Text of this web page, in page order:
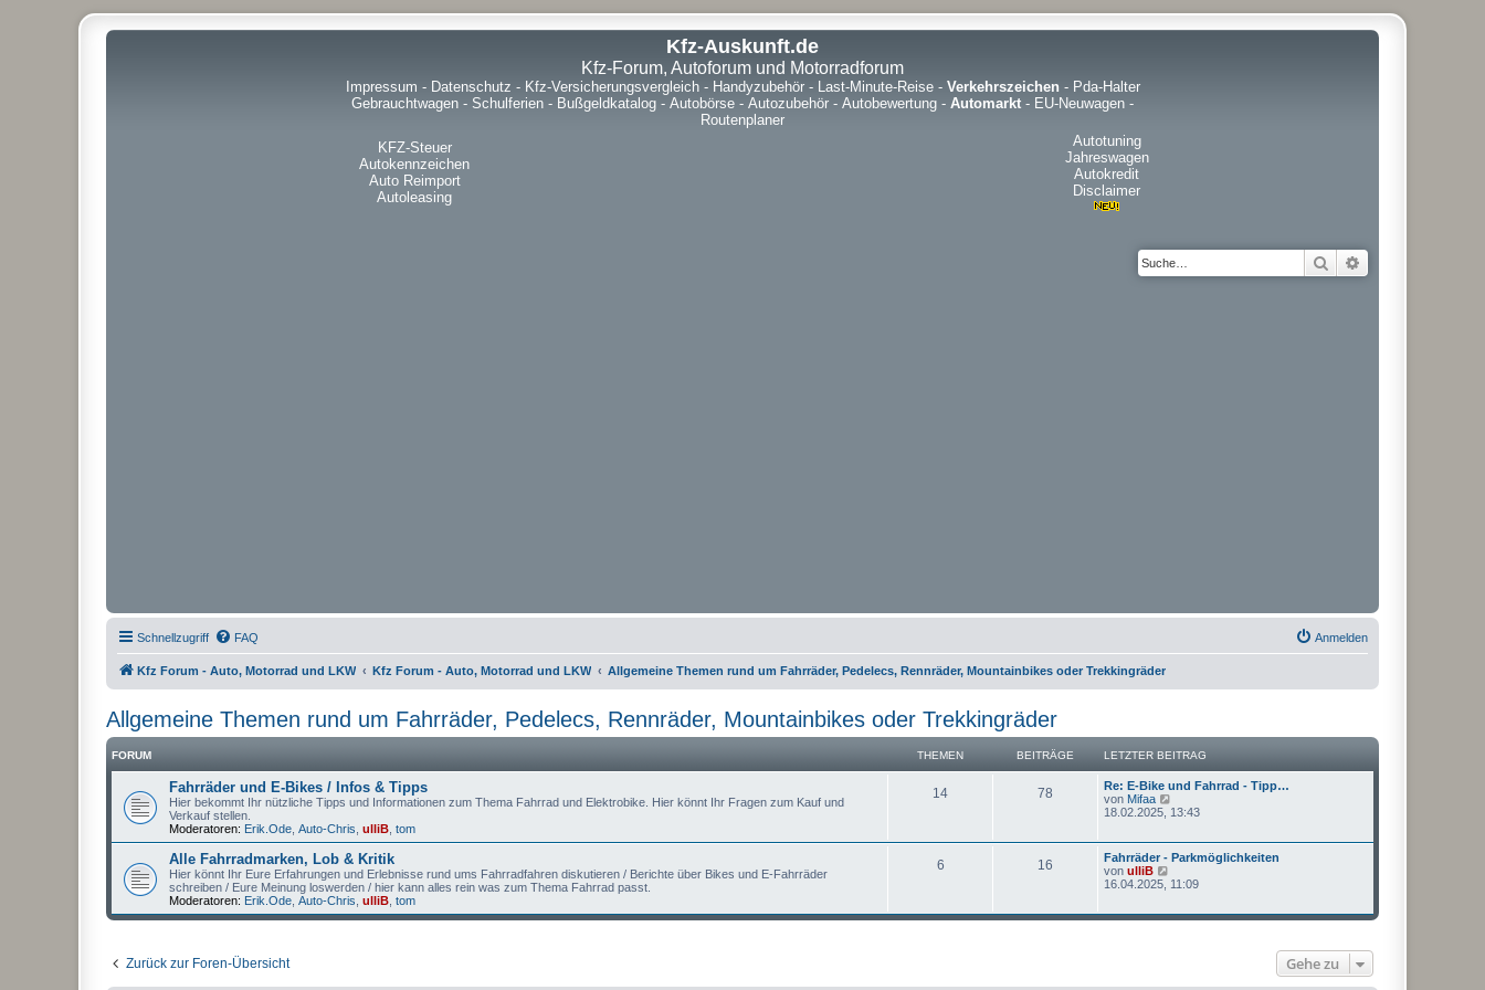
Kfz-Auskunft.de
Kfz-Forum, Autoforum und Motorradforum
Impressum - Datenschutz - Kfz-Versicherungsvergleich- Handyzubehör- Last-Minute-Reise- Verkehrszeichen- Pda-Halter
Gebrauchtwagen - Schulferien - Bußgeldkatalog - Autobörse - Autozubehör - Autobewertung - Automarkt - EU-Neuwagen -
Routenplaner
KFZ-Steuer
Autokennzeichen
Auto Reimport
Autoleasing
Autotuning
Jahreswagen
Autokredit
Disclaimer
Suche
Schnellzugriff FAQ Anmelden
Kfz Forum - Auto, Motorrad und LKW Kfz Forum - Auto, Motorrad und LKW Allgemeine Themen rund um Fahrräder, Pedelecs, Rennräder, Mountainbikes oder Trekkingräder
Allgemeine Themen rund um Fahrräder, Pedelecs, Rennräder, Mountainbikes oder Trekkingräder
FORUM THEMEN BEITRÄGE LETZTER BEITRAG
Fahrräder und E-Bikes / Infos & Tipps
Hier bekommt Ihr nützliche Tipps und Informationen zum Thema Fahrrad und Elektrobike. Hier könnt Ihr Fragen zum Kauf und
Verkauf stellen.
Moderatoren: Erik.Ode Auto-Chris ulliB tom
14 78
Re: E-Bike und Fahrrad - Tipp…
von Mifaa
e
s
t
e
r
e
18.02.2025, 13:43
Alle Fahrradmarken, Lob & Kritik
Hier könnt Ihr Eure Erfahrungen und Erlebnisse rund ums Fahrradfahren diskutieren / Berichte über Bikes und E-Fahrräder
schreiben / Eure Meinung loswerden / hier kann alles rein was zum Thema Fahrrad passt.
Moderatoren: Erik.Ode Auto-Chris ulliB tom
6 16
Fahrräder - Parkmöglichkeiten
von ulliB
e
s
16.04.2025, 11:09
Zurück zur Foren-Übersicht Gehe zu